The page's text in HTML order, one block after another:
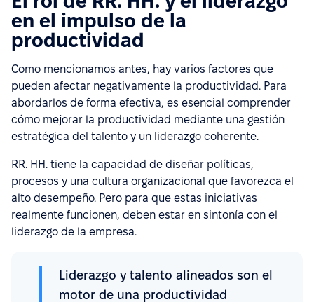
en el impulso de la
productividad
Como mencionamos antes, hay varios factores que
pueden afectar negativamente la productividad. Para
abordarlos de forma efectiva, es esencial comprender
cómo mejorar la productividad mediante una gestión
estratégica del talento y un liderazgo coherente.
RR. HH. tiene la capacidad de diseñar políticas,
procesos y una cultura organizacional que favorezca el
alto desempeño. Pero para que estas iniciativas
realmente funcionen, deben estar en sintonía con el
liderazgo de la empresa.
Liderazgo y talento alineados son el
motor de una productividad